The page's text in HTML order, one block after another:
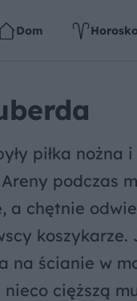
Dom
piłka nożna
podczas
a chętnie
na ścianie w
cięższą